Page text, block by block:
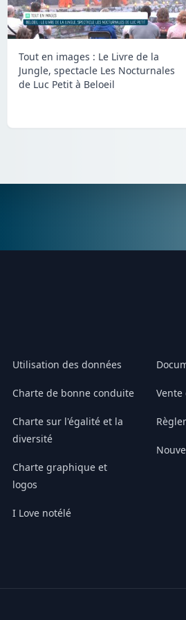
Tout en images : Le Livre de la
Jungle, spectacle Les Nocturnales
de Luc Petit à Beloeil
Utilisation des données
Charte de bonne conduite
Charte sur l'égalité et la
diversité
Charte graphique et
logos
I Love notélé